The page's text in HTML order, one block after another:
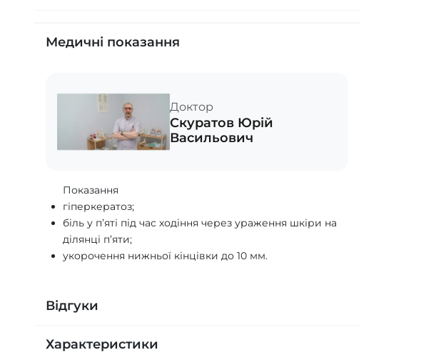
Медичні показання
Доктор
Скуратов Юрій
Васильович
Показання
гіперкератоз;
біль у п’яті під час ходіння через ураження шкіри на
ділянці п’яти;
укорочення нижньої кінцівки до 10 мм.
Відгуки
Характеристики